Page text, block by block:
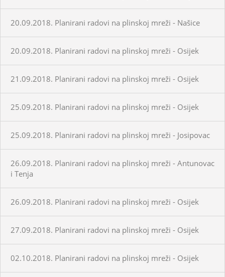
20.09.2018. Planirani radovi na plinskoj mreži - Našice
20.09.2018. Planirani radovi na plinskoj mreži - Osijek
21.09.2018. Planirani radovi na plinskoj mreži - Osijek
25.09.2018. Planirani radovi na plinskoj mreži - Osijek
25.09.2018. Planirani radovi na plinskoj mreži - Josipovac
26.09.2018. Planirani radovi na plinskoj mreži - Antunovac
i Tenja
26.09.2018. Planirani radovi na plinskoj mreži - Osijek
27.09.2018. Planirani radovi na plinskoj mreži - Osijek
02.10.2018. Planirani radovi na plinskoj mreži - Osijek